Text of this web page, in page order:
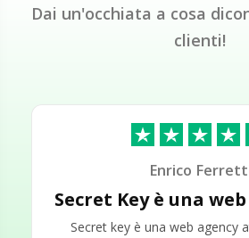
Dai un'occhiata a cosa
clienti!
Enrico
Secret Key è una
secret key è una web agency attiva dal 2011,
BRAVO Riccardo della
bravi - devo dire assistenza clienti eccellente. ho